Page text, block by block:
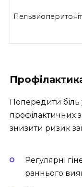
Пельвиоперитоніт
Попередити
профілактичних
знизити ризик
Регулярні
раннього